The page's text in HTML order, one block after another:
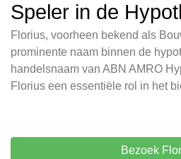
Speler in de
Florius, voorheen bekend als
prominente naam binnen de
handelsnaam van ABN AMRO
Florius een essentiële rol in het
Bezoek